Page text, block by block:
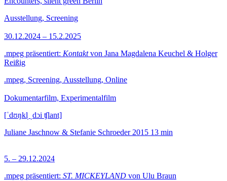
Ausstellung, Screening
30.12.2024 – 15.2.2025
.mpeg präsentiert: Kontaktvon Jana Magdalena Keuchel & Holger
Reißig
.mpeg, Screening, Ausstellung, Online
Dokumentarfilm, Experimentalfilm
[ˈdʊŋkl̩ ˌdɔi ʧlant]
Juliane Jaschnow & Stefanie Schroeder 2015 13 min
5. – 29.12.2024
.mpeg präsentiert: ST. MICKEYLAND von Ulu Braun